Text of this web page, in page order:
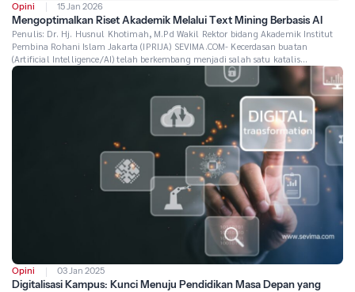
Opini 15 Jan 2026
Mengoptimalkan Riset Akademik Melalui Text Mining Berbasis AI
Penulis: Dr. Hj. Husnul Khotimah, M.Pd Wakil Rektor bidang Akademik Institut
Pembina Rohani Islam Jakarta (IPRIJA) SEVIMA.COM- Kecerdasan buatan
(Artificial Intelligence/AI) telah berkembang menjadi salah satu katalis
terpenting dalam dunia riset akademik. Di antara beragam cabang AI, text
mining—atau penambangan teks—menduduki posisi strategis karena
kemampuannya mengekstraksi makna, pola, dan pengetahuan dari data
Opini 03 Jan 2025
Digitalisasi Kampus: Kunci Menuju Pendidikan Masa Depan yang